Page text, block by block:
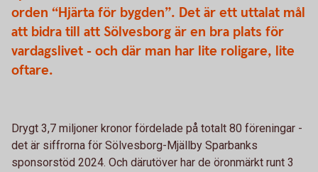
orden “Hjärta för bygden”. Det är ett uttalat mål
att bidra till att Sölvesborg är en bra plats för
vardagslivet - och där man har lite roligare, lite
oftare.
Drygt 3,7 miljoner kronor fördelade på totalt 80 föreningar -
det är siffrorna för Sölvesborg-Mjällby Sparbanks
sponsorstöd 2024. Och därutöver har de öronmärkt runt 3